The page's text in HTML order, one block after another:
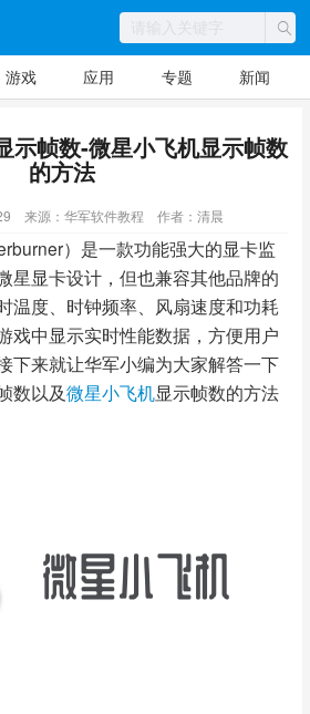
游戏 应用 专题 新闻
示帧数-微星小飞机显示帧数
的方法
来源：华军软件教程 作者：清晨
）是一款功能强大的显卡监
星显卡设计，但也兼容其他品牌的
温度、时钟频率、风扇速度和功耗
戏中显示实时性能数据，方便用户
下来就让华军小编为大家解答一下
数以及微星小飞机显示帧数的方法